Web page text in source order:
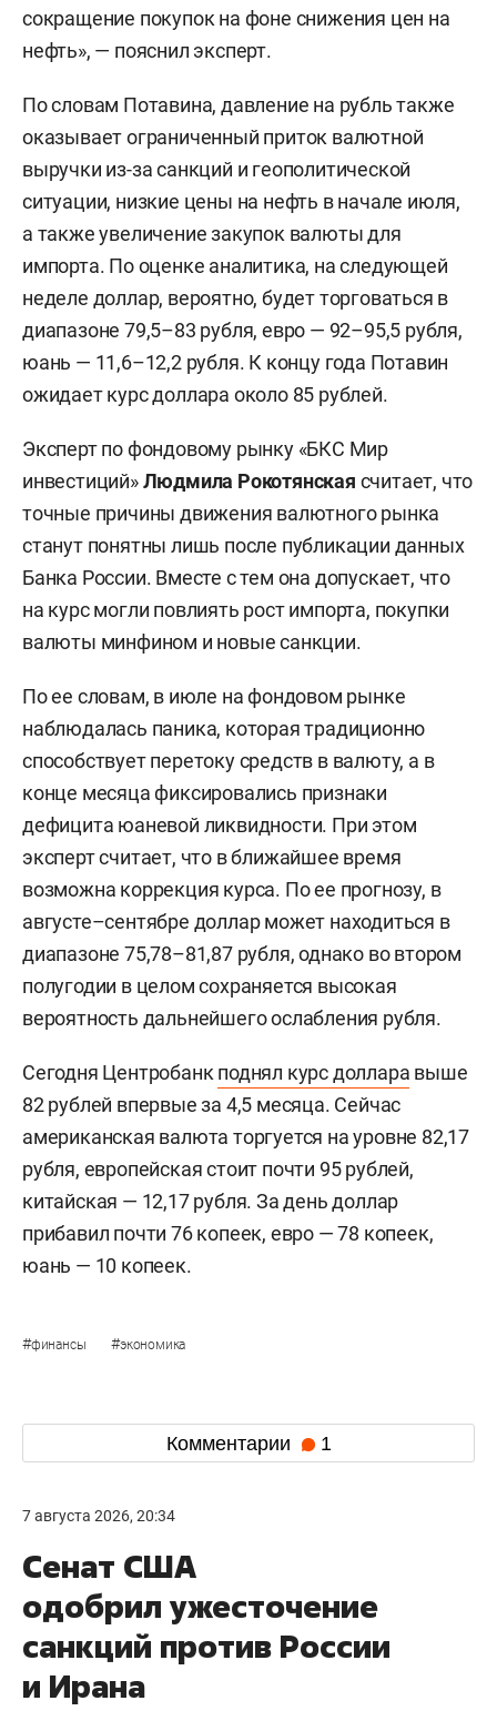
сокращение покупок на фоне снижения цен на
нефть», — пояснил эксперт.
По словам Потавина, давление на рубль также
оказывает ограниченный приток валютной
выручки из-за санкций и геополитической
ситуации, низкие цены на нефть в начале июля,
а также увеличение закупок валюты для
импорта. По оценке аналитика, на следующей
неделе доллар, вероятно, будет торговаться в
диапазоне 79,5–83 рубля, евро — 92–95,5 рубля,
юань — 11,6–12,2 рубля. К концу года Потавин
ожидает курс доллара около 85 рублей.
Эксперт по фондовому рынку «БКС Мир
инвестиций»Людмила Рокотянская считает, что
точные причины движения валютного рынка
станут понятны лишь после публикации данных
Банка России. Вместе с тем она допускает, что
на курс могли повлиять рост импорта, покупки
валюты минфином и новые санкции.
По ее словам, в июле на фондовом рынке
наблюдалась паника, которая традиционно
способствует перетоку средств в валюту, а в
конце месяца фиксировались признаки
дефицита юаневой ликвидности. При этом
эксперт считает, что в ближайшее время
возможна коррекция курса. По ее прогнозу, в
августе–сентябре доллар может находиться в
диапазоне 75,78–81,87 рубля, однако во втором
полугодии в целом сохраняется высокая
вероятность дальнейшего ослабления рубля.
Сегодня Центробанкподнял курс доллара выше
82 рублей впервые за 4,5 месяца. Сейчас
американская валюта торгуется на уровне 82,17
рубля, европейская стоит почти 95 рублей,
китайская — 12,17 рубля. За день доллар
прибавил почти 76 копеек, евро — 78 копеек,
юань — 10 копеек.
#финансы #экономика
Комментарии 1
7 августа 2026, 20:34
Сенат США
одобрил ужесточение
санкций против России
и Ирана